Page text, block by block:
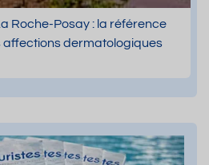
Roche-Posay : la référence
affections dermatologiques